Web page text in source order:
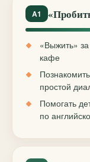
A1
«Выжить» за
кафе
простой
Помогать
по